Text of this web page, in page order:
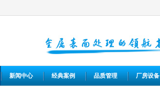
新闻中心 经典案例 品质管理 厂房设备